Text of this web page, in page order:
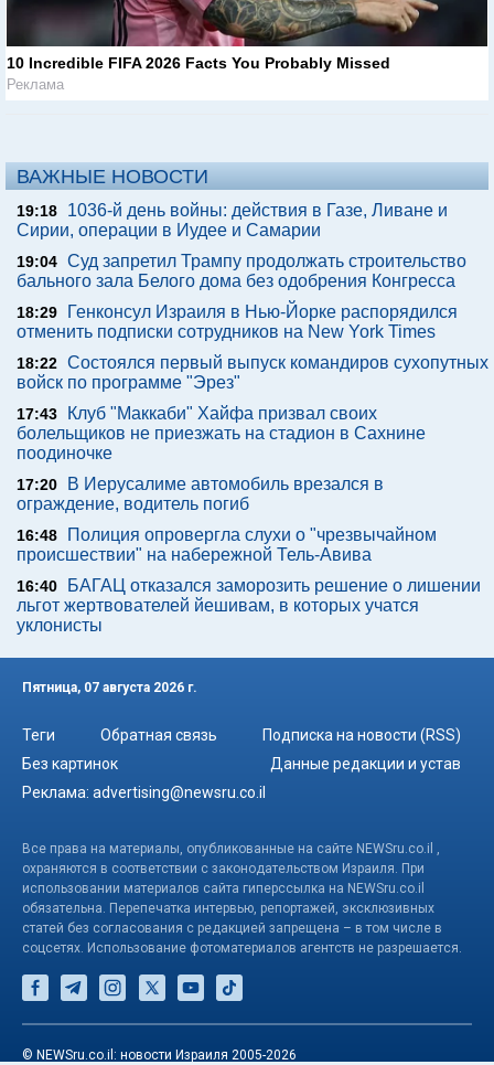
10 Incredible FIFA 2026 Facts You Probably Missed
Реклама
ВАЖНЫЕ НОВОСТИ
19:18
1036-й день войны: действия в Газе, Ливане и
Сирии, операции в Иудее и Самарии
19:04 Суд запретил Трампу продолжать строительство
бального зала Белого дома без одобрения Конгресса
18:29
Генконсул Израиля в Нью-Йорке распорядился
отменить подписки сотрудников на New York Times
18:22 Состоялся первый выпуск командиров сухопутных
войск по программе "Эрез"
17:43
Клуб "Маккаби" Хайфа призвал своих
болельщиков не приезжать на стадион в Сахнине
поодиночке
17:20
В Иерусалиме автомобиль врезался в
ограждение, водитель погиб
16:48
Полиция опровергла слухи о "чрезвычайном
происшествии" на набережной Тель-Авива
16:40
БАГАЦ отказался заморозить решение о лишении
льгот жертвователей йешивам, в которых учатся
уклонисты
Пятница, 07 августа 2026 г.
Теги Обратная связь
Подписка на новости (RSS)
Без картинок
Данные редакции и устав
Реклама: advertising@newsru.co.il
Все права на материалы, опубликованные на сайте NEWSru.co.il ,
охраняются в соответствии с законодательством Израиля. При
использовании материалов сайта гиперссылка на NEWSru.co.il
обязательна. Перепечатка интервью, репортажей, эксклюзивных
статей без согласования с редакцией запрещена – в том числе в
соцсетях. Использование фотоматериалов агентств не разрешается.
© NEWSru.co.il: новости Израиля 2005-2026